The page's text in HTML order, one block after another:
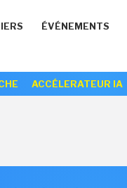
ÉVÉNEMENTS
ACCÉLERATEUR IA